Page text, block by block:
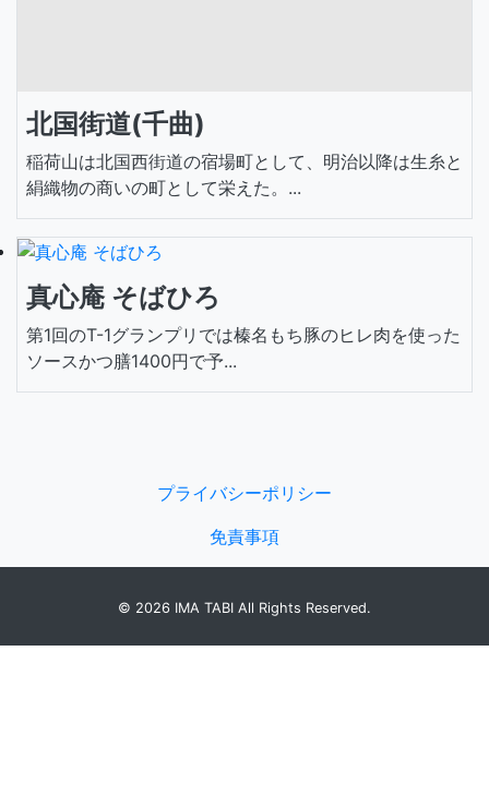
北国街道(千曲)
稲荷山は北国西街道の宿場町として、明治以降は生糸と
絹織物の商いの町として栄えた。...
真心庵 そばひろ
第1回のT-1グランプリでは榛名もち豚のヒレ肉を使った
ソースかつ膳1400円で予...
プライバシーポリシー
免責事項
© 2026 IMA TABI All Rights Reserved.